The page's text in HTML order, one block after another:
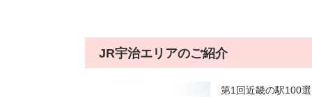
JR宇治エリアのご紹介
第1回近畿の駅100